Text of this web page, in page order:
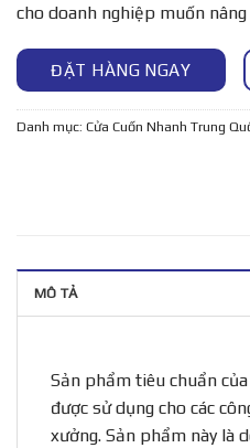
cho doanh nghiệp muốn
ĐẶT HÀNG NGAY
Danh mục: Cửa Cuốn Nhanh Trung
MÔ TẢ
Sản phẩm tiêu chuẩn
được sử dụng cho các
xưởng. Sản phẩm này là